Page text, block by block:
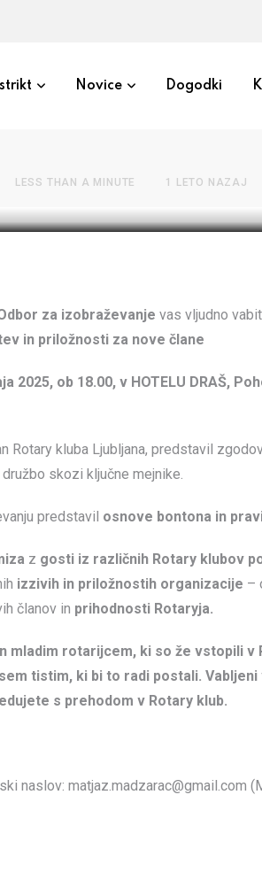
Novice Dogodki
LESS THAN A MINUTE 1 LETO NAZAJ
za izobraževanje vas vljudno
in priložnosti za nove člane
2025, ob 18.00, v HOTELU DRAŠ,
Rotary kluba Ljubljana, predstavil
skozi ključne mejnike.
predstavil osnove bontona in
z gosti iz različnih Rotary klubov
izzivih in priložnostih organizacije –
članov in prihodnosti Rotaryja.
mladim rotarijcem, ki so že vstopili v
tistim, ki bi to radi postali. Vabljeni
s prehodom v Rotary klub.
naslov: matjaz.madzarac@gmail.com